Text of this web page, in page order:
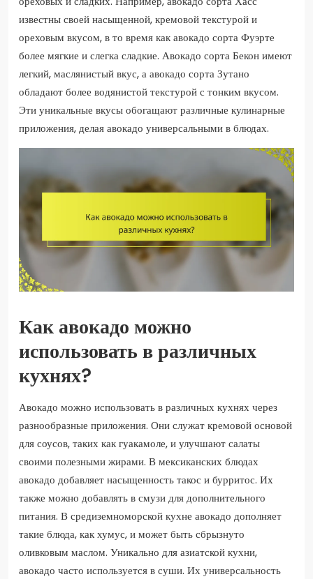
известны своей насыщенной, кремовой текстурой и
ореховым вкусом, в то время как авокадо сорта Фуэрте
более мягкие и слегка сладкие. Авокадо сорта Бекон имеют
легкий, маслянистый вкус, а авокадо сорта Зутано
обладают более водянистой текстурой с тонким вкусом.
Эти уникальные вкусы обогащают различные кулинарные
приложения, делая авокадо универсальными в блюдах.
Как авокадо можно
использовать в различных
кухнях?
Авокадо можно использовать в различных кухнях через
разнообразные приложения. Они служат кремовой основой
для соусов, таких как гуакамоле, и улучшают салаты
своими полезными жирами. В мексиканских блюдах
авокадо добавляет насыщенность такос и бурритос. Их
также можно добавлять в смузи для дополнительного
питания. В средиземноморской кухне авокадо дополняет
такие блюда, как хумус, и может быть сбрызнуто
оливковым маслом. Уникально для азиатской кухни,
авокадо часто используется в суши. Их универсальность